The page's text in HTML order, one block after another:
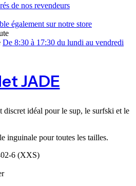
de nos revendeurs
également sur notre store
De 8:30 à 17:30 du lundi au vendredi
JADE
discret idéal pour le sup, le surfski et le
inguinale pour toutes les tailles.
6 (XXS)